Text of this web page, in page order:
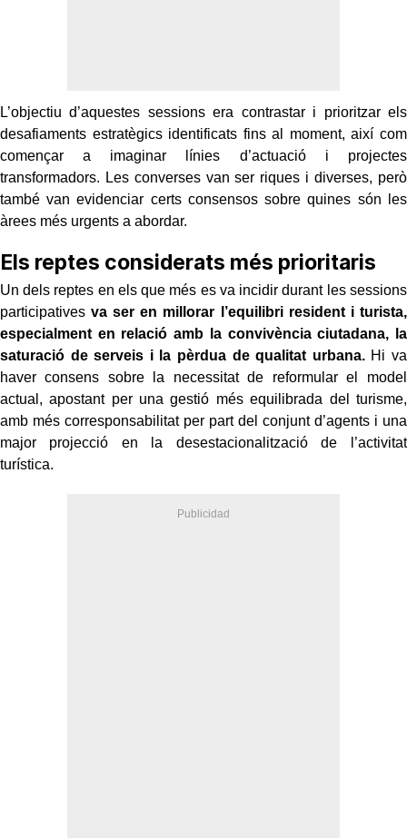
L’objectiu d’aquestes sessions era contrastar i prioritzar els
desafiaments estratègics identificats fins al moment, així com
començar a imaginar línies d’actuació i projectes
transformadors. Les converses van ser riques i diverses, però
també van evidenciar certs consensos sobre quines són les
àrees més urgents a abordar.
Els reptes considerats més prioritaris
Un dels reptes en els que més es va incidir durant les sessions
participativesva ser en millorar l’equilibri resident i turista,
especialment en relació amb la convivència ciutadana, la
saturació de serveis i la pèrdua de qualitat urbana. Hi va
haver consens sobre la necessitat de reformular el model
actual, apostant per una gestió més equilibrada del turisme,
amb més corresponsabilitat per part del conjunt d’agents i una
major projecció en la desestacionalització de l’activitat
turística.